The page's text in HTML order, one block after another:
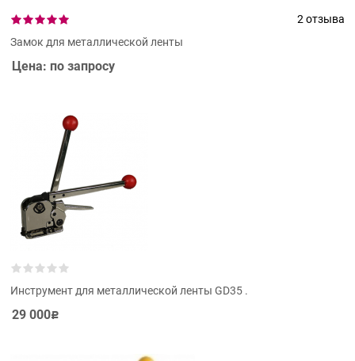
2 отзыва
Замок для металлической ленты
Цена: по запросу
Инструмент для металлической ленты GD35 .
29 000Р